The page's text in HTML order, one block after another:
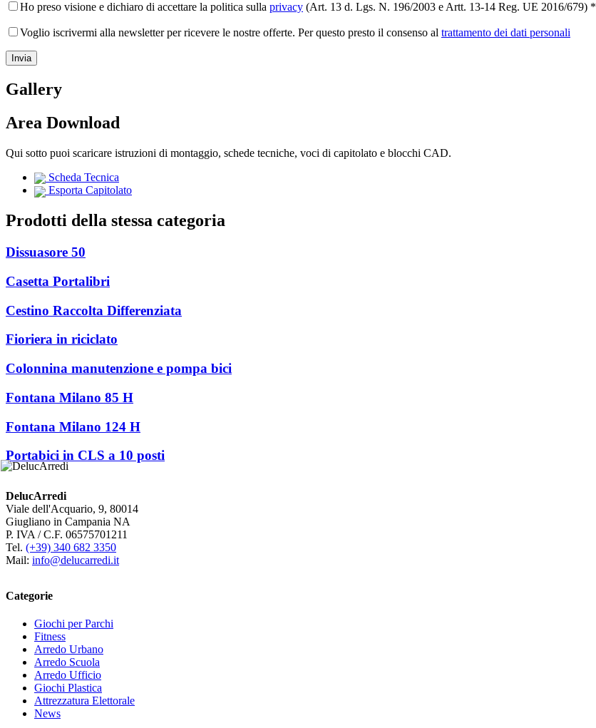
Ho preso visione e dichiaro di accettare la politica sulla privacy (Art. 13 d. Lgs. N. 196/2003 e Artt. 13-14 Reg. UE 2016/679) *
Voglio iscrivermi alla newsletter per ricevere le nostre offerte. Per questo presto il consenso al trattamento dei dati personali
Gallery
Area Download
Qui sotto puoi scaricare istruzioni di montaggio, schede tecniche, voci di capitolato e blocchi CAD.
Scheda Tecnica
Esporta Capitolato
Prodotti della stessa categoria
Dissuasore 50
Casetta Portalibri
Cestino Raccolta Differenziata
Fioriera in riciclato
Colonnina manutenzione e pompa bici
Fontana Milano 85 H
Fontana Milano 124 H
Portabici in CLS a 10 posti
DelucArredi
Viale dell'Acquario, 9, 80014
Giugliano in Campania NA
P. IVA / C.F. 06575701211
Tel. (+39) 340 682 3350
Mail: info@delucarredi.it
Categorie
Giochi per Parchi
Fitness
Arredo Urbano
Arredo Scuola
Arredo Ufficio
Giochi Plastica
Attrezzatura Elettorale
News